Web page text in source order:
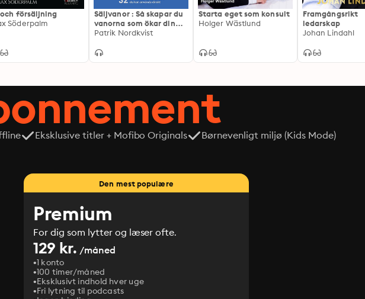
försäljning
Söderpalm
Säljvanor : Så skapar du
vanorna som ökar din
försäljning
Patrik Nordkvist
Starta eget som konsult
Holger Wästlund
Framgångsrikt
ledarskap
Johan Lindahl
Eksklusive titler + Mofibo Originals
Børnevenligt miljø (Kids Mode)
Den mest populære
Premium
For dig som lytter og læser ofte.
129 kr. /måned
1 konto
100 timer/måned
Eksklusivt indhold hver uge
Fri lytning til podcasts